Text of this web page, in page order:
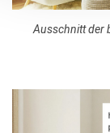
Ausschnitt der